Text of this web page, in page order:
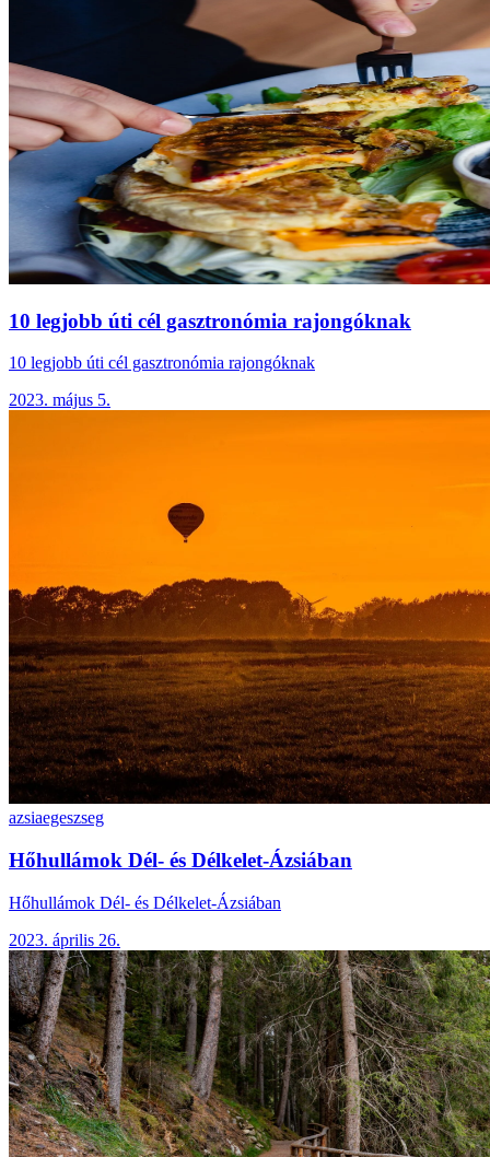
10 legjobb úti cél gasztronómia rajongóknak
10 legjobb úti cél gasztronómia rajongóknak
2023. május 5.
azsiaegeszseg
Hőhullámok Dél- és Délkelet-Ázsiában
Hőhullámok Dél- és Délkelet-Ázsiában
2023. április 26.